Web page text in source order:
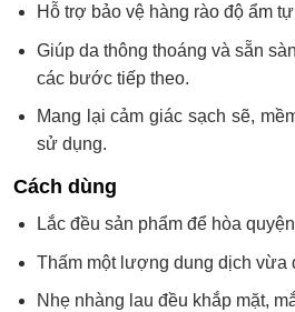
Hỗ trợ bảo vệ hàng rào độ ẩm
Giúp da thông thoáng và sẵn
các bước tiếp theo.
Mang lại cảm giác sạch sẽ,
sử dụng.
Cách dùng
Lắc đều sản phẩm để hòa
Thấm một lượng dung dịch vừa
Nhẹ nhàng lau đều khắp mặt,